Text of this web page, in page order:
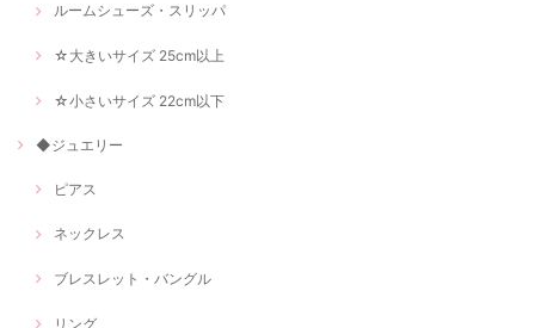
ルームシューズ・スリッパ
☆大きいサイズ 25cm以上
☆小さいサイズ 22cm以下
◆ジュエリー
ピアス
ネックレス
ブレスレット・バングル
リング